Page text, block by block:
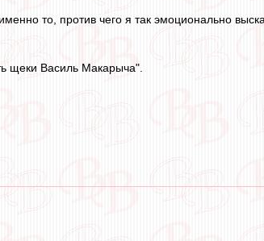
то, против чего я так эмоционально
щеки Василь Макарыча".